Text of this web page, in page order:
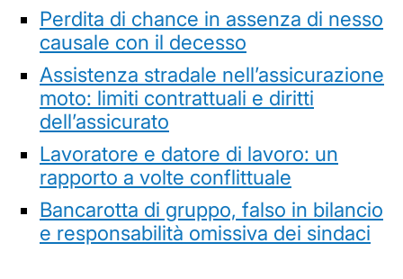
Perdita di chance in assenza di nesso
causale con il decesso
Assistenza stradale nell’assicurazione
moto: limiti contrattuali e diritti
dell’assicurato
Lavoratore e datore di lavoro: un
rapporto a volte conflittuale
Bancarotta di gruppo, falso in bilancio
e responsabilità omissiva dei sindaci